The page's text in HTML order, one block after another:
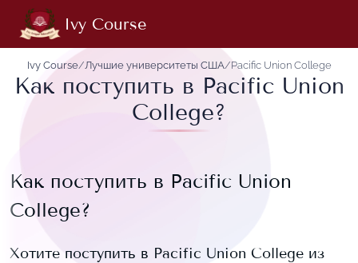
Ivy Course
Ivy Course/Лучшие университеты США/Pacific Union College
Как поступить в Pacific Union
College?
Как поступить в Pacific Union
College?
Хотите поступить в Pacific Union College из